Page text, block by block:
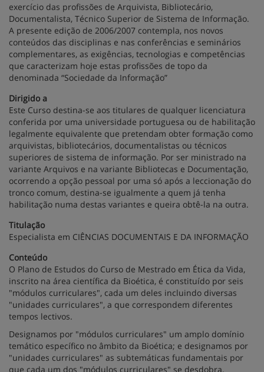
exercício das profissões de Arquivista, Bibliotecário,
Documentalista, Técnico Superior de Sistema de Informação.
A presente edição de 2006/2007 contempla, nos novos
conteúdos das disciplinas e nas conferências e seminários
complementares, as exigências, tecnologias e competências
que caracterizam hoje estas profissões de topo da
denominada “Sociedade da Informação”
Dirigido a
Este Curso destina-se aos titulares de qualquer licenciatura
conferida por uma universidade portuguesa ou de habilitação
legalmente equivalente que pretendam obter formação como
arquivistas, bibliotecários, documentalistas ou técnicos
superiores de sistema de informação. Por ser ministrado na
variante Arquivos e na variante Bibliotecas e Documentação,
ocorrendo a opção pessoal por uma só após a leccionação do
tronco comum, destina-se igualmente a quem já tenha
habilitação numa destas variantes e queira obtê-la na outra.
Titulação
Especialista em CIÊNCIAS DOCUMENTAIS E DA INFORMAÇÃO
Conteúdo
O Plano de Estudos do Curso de Mestrado em Ética da Vida,
inscrito na área científica da Bioética, é constituído por seis
"módulos curriculares", cada um deles incluindo diversas
"unidades curriculares", a que correspondem diferentes
tempos lectivos.
Designamos por "módulos curriculares" um amplo domínio
temático específico no âmbito da Bioética; e designamos por
"unidades curriculares" as subtemáticas fundamentais por
que cada um dos "módulos curriculares" se desdobra.